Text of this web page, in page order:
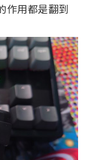
作用都是翻到